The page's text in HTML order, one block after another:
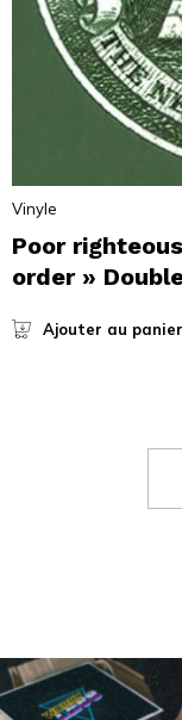
Vinyle
Poor
order »
Ajouter au panier